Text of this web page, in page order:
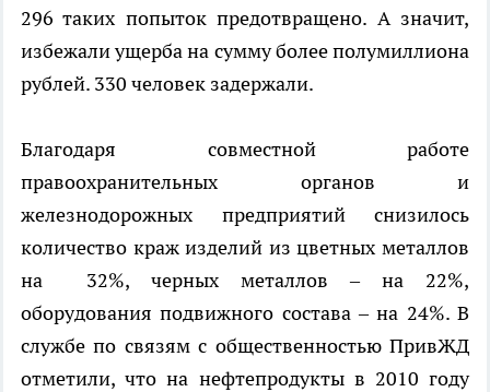
296 таких попыток предотвращено. А значит,
избежали ущерба на сумму более полумиллиона
рублей. 330 человек задержали.
Благодаря совместной работе
правоохранительных органов и
железнодорожных предприятий снизилось
количество краж изделий из цветных металлов
на 32%, черных металлов – на 22%,
оборудования подвижного состава – на 24%. В
службе по связям с общественностью ПривЖД
отметили, что на нефтепродукты в 2010 году